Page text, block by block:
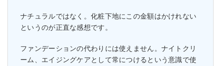
ナチュラルではなく。化粧下地にこの金額はかけれない
というのが正直な感想です。
ファンデーションの代わりには使えません。ナイトクリ
ーム、エイジングケアとして常につけるという意識で使